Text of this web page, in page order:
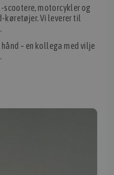
importeres i Danmark af:
scootere, motorcykler og
Vi leverer til
– en kollega med vilje